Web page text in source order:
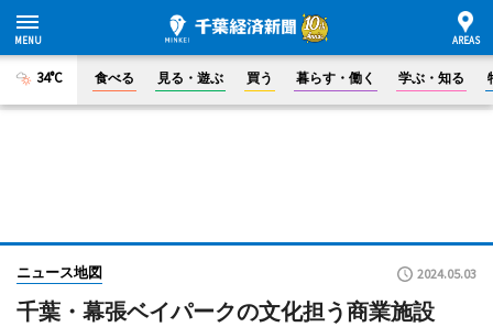
34°C 食べる 見る・遊ぶ 買う 暮らす・働く 学ぶ・知る
ニュース地図 2024.05.03
千葉・幕張ベイパークの文化担う商業施設